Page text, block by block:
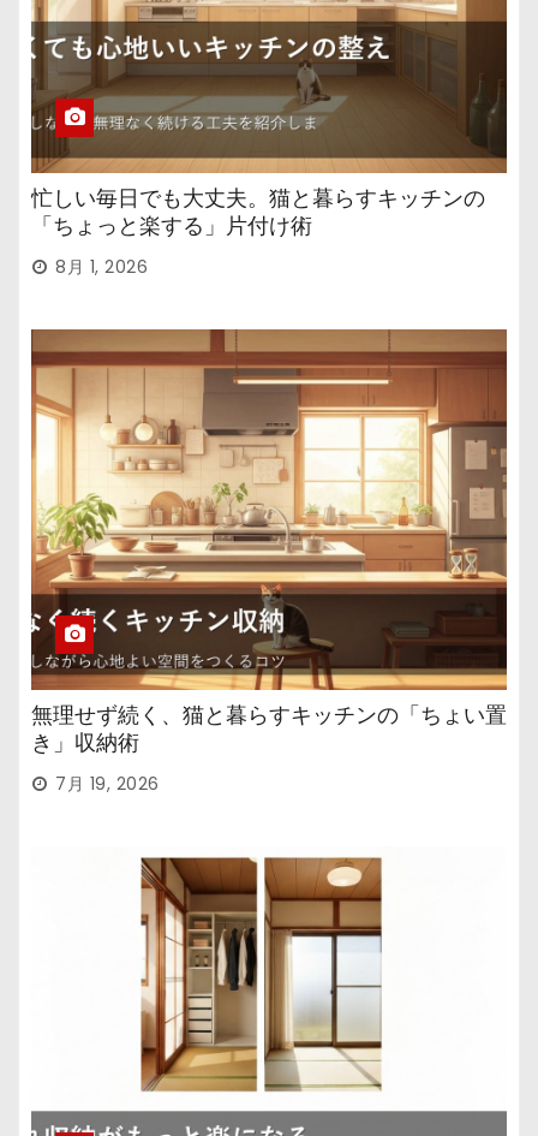
忙しい毎日でも大丈夫。猫と暮らすキッチンの
「ちょっと楽する」片付け術
8月 1, 2026
無理せず続く、猫と暮らすキッチンの「ちょい置
き」収納術
7月 19, 2026